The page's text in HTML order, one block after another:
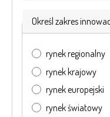
Określ zakres
rynek regionalny
rynek krajowy
rynek europejski
rynek światowy